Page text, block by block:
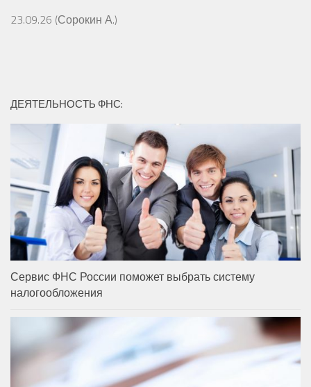
23.09.26 (Сорокин А.)
ДЕЯТЕЛЬНОСТЬ ФНС:
Сервис ФНС России поможет выбрать систему
налогообложения